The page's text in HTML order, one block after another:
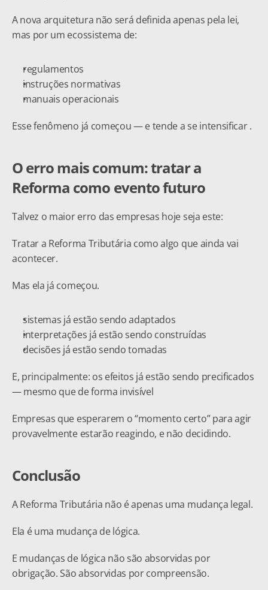
A nova arquitetura não será definida apenas pela lei,
mas por um ecossistema de:
regulamentos
instruções normativas
manuais operacionais
Esse fenômeno já começou — e tende a se intensificar .
O erro mais comum: tratar a
Reforma como evento futuro
Talvez o maior erro das empresas hoje seja este:
Tratar a Reforma Tributária como algo que ainda vai
acontecer.
Mas ela já começou.
sistemas já estão sendo adaptados
interpretações já estão sendo construídas
decisões já estão sendo tomadas
E, principalmente: os efeitos já estão sendo precificados
— mesmo que de forma invisível
Empresas que esperarem o “momento certo” para agir
provavelmente estarão reagindo, e não decidindo.
Conclusão
A Reforma Tributária não é apenas uma mudança legal.
Ela é uma mudança de lógica.
E mudanças de lógica não são absorvidas por
obrigação. São absorvidas por compreensão.